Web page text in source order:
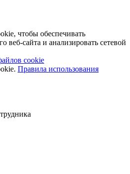
чтобы обеспечивать
веб-сайта и анализировать сетевой
cookie
Правила использования